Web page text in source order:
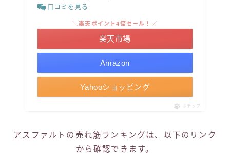
口コミを見る
Amazon
＼楽天ポイント4倍セール！／
楽天市場
Yahooショッピング
ポチップ
アスファルトの売れ筋ランキングは、以下のリンク
から確認できます。